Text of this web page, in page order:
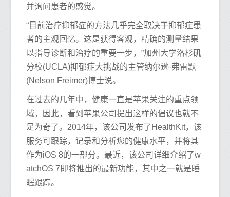
并询问患者的感觉。
“目前治疗抑郁症的方法几乎完全取决于抑郁症患
者的主观回忆。这是获得客观，精确的测量结果
以指导诊断和治疗的重要一步，”加州大学洛杉矶
分校(UCLA)抑郁症大挑战的主管纳尔逊·弗雷默
(Nelson Freimer)博士说。
在过去的几年中，健康一直是苹果关注的重点领
域，因此，看到苹果公司提出这样的倡议也就不
足为奇了。2014年，该公司发布了HealthKit，该
服务可跟踪，记录和分析您的健康水平，并将其
作为iOS 8的一部分。最近，该公司详细介绍了w
atchOS 7即将推出的最新功能，其中之一就是睡
眠跟踪。